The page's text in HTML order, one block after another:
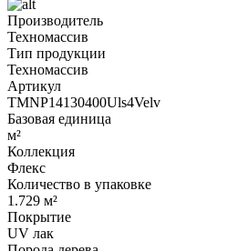
Производитель
Техномассив
Тип продукции
Техномассив
Артикул
TMNP14130400Uls4Velv
Базовая единица
м²
Коллекция
Флекс
Количество в упаковке
1.729 м²
Покрытие
UV лак